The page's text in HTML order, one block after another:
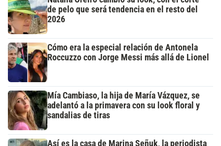
de pelo que será tendencia en el resto del
2026
Cómo era la especial relación de Antonela
Roccuzzo con Jorge Messi más allá de Lionel
Mía Cambiaso, la hija de María Vázquez, se
adelantó a la primavera con su look floral y
sandalias de tiras
Así es la casa de Marina Señuk, la periodista